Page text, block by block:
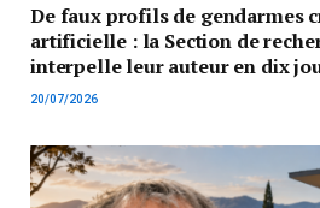
De faux profils de gendarmes
artificielle : la Section de
interpelle leur auteur en dix
20/07/2026